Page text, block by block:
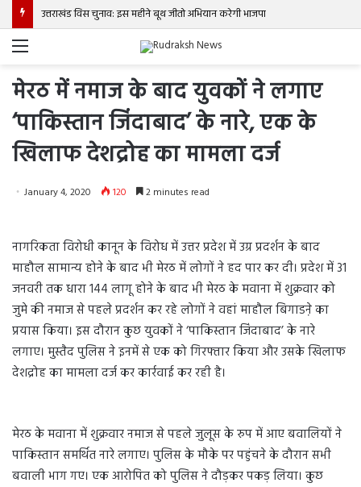
उत्तराखंड विस चुनाव: इस महीने बूथ जीतो अभियान करेगी भाजपा
Menu
मेरठ में नमाज के बाद युवकों ने लगाए
‘पाकिस्तान जिंदाबाद’ के नारे, एक के
खिलाफ देशद्रोह का मामला दर्ज
January 4, 2020 120 2 minutes read
नागरिकता विरोधी कानून के विरोध में उत्तर प्रदेश में उग्र प्रदर्शन के बाद
माहौल सामान्य होने के बाद भी मेरठ में लोगों ने हद पार कर दी। प्रदेश में 31
जनवरी तक धारा 144 लागू होने के बाद भी मेरठ के मवाना में शुक्रवार को
जुमे की नमाज से पहले प्रदर्शन कर रहे लोगों ने वहां माहौल बिगाडऩे का
प्रयास किया। इस दौरान कुछ युवकों ने ‘पाकिस्तान जिंदाबाद’ के नारे
लगाए। मुस्तैद पुलिस ने इनमें से एक को गिरफ्तार किया और उसके खिलाफ
देशद्रोह का मामला दर्ज कर कार्रवाई कर रही है।
मेरठ के मवाना में शुक्रवार नमाज से पहले जुलूस के रुप में आए बवालियों ने
पाकिस्तान समर्थित नारे लगाए। पुलिस के मौके पर पहुंचने के दौरान सभी
बवाली भाग गए। एक आरोपित को पुलिस ने दौड़कर पकड़ लिया। कुछ